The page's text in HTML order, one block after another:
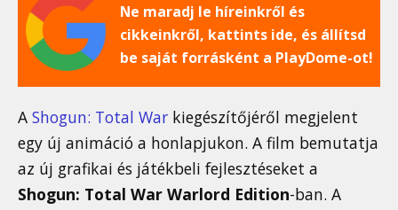
Ne maradj le híreinkről és
cikkeinkről, kattints ide, és állítsd
be saját forrásként a PlayDome-ot!
A Shogun: Total War kiegészítőjéről megjelent
egy új animáció a honlapjukon. A film bemutatja
az új grafikai és játékbeli fejlesztéseket a
Shogun: Total War Warlord Edition-ban. A